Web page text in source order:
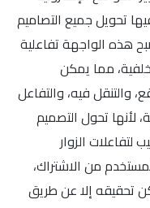
تحويل جميع التصاميم
هذه الواجهة تفاعلية
مما يمكن
والتنقل فيه، والتفاعل
تحول التصميم
الزوار
من الاشتراك،
تحقيقه إلا عن طريق